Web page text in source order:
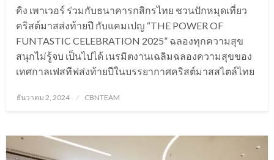
คิง เพาเวอร์ ร่วมกับธนาคารกสิกรไทย ชวนปักหมุดเที่ยว
คริสต์มาสส่งท้ายปี กับแคมเปญ “THE POWER OF
FUNTASTIC CELEBRATION 2025” ฉลองทุกความสุข
สนุกไม่รู้จบ เป็นไปได้ เนรมิตงานเฉลิมฉลองความสุขของ
เทศกาลเฟสทีฟส่งท้ายปีในบรรยากาศคริสต์มาสสไตล์ไทย
Posted
ธันวาคม 2, 2024 CBNTEAM